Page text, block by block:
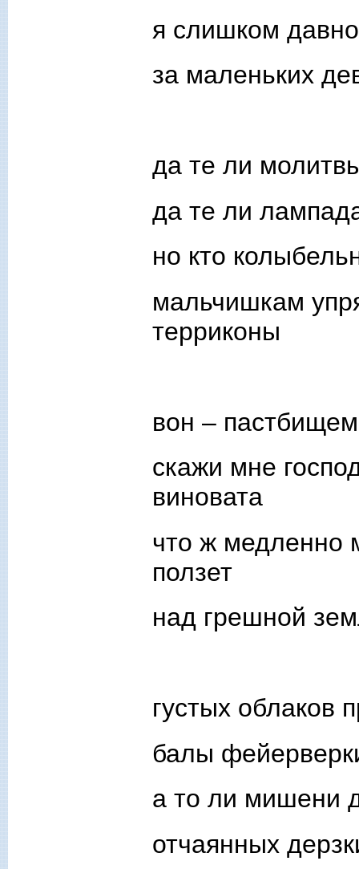
я слишком
за маленьких
да те ли
да те ли
но кто
мальчишкам
терриконы
вон –
скажи мне
виновата
что ж медленно
ползет
над грешной
густых облаков
балы
а то ли мишени
отчаянных